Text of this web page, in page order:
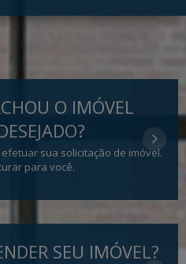
O IMÓVEL
sua solicitação de imóvel.
para você.
SEU IMÓVEL?